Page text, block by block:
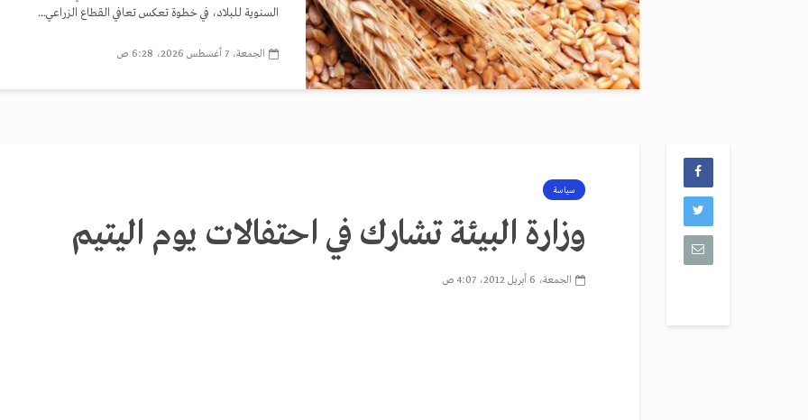
السنوية للبلاد، في خطوة تعكس تعافي القطاع الزراعي...
الجمعة، 7 أغسطس 2026، 6:28 ص
سياسة
وزارة البيئة تشارك في احتفالات يوم اليتيم
الجمعة، 6 أبريل 2012، 4:07 ص